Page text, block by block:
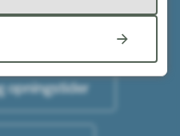
opningstider